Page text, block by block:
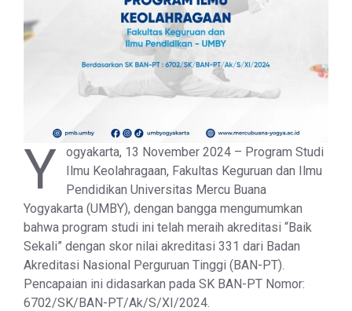
Y
ogyakarta, 13 November 2024 – Program Studi
Ilmu Keolahragaan, Fakultas Keguruan dan Ilmu
Pendidikan Universitas Mercu Buana
Yogyakarta (UMBY), dengan bangga mengumumkan
bahwa program studi ini telah meraih akreditasi “Baik
Sekali” dengan skor nilai akreditasi 331 dari Badan
Akreditasi Nasional Perguruan Tinggi (BAN-PT).
Pencapaian ini didasarkan pada SK BAN-PT Nomor:
6702/SK/BAN-PT/Ak/S/XI/2024.